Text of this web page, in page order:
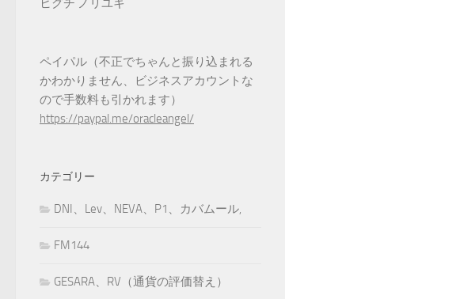
ヒグチ ノリユキ
ペイパル（不正でちゃんと振り込まれる
かわかりません、ビジネスアカウントな
ので手数料も引かれます）
https://paypal.me/oracleangel/
カテゴリー
DNI、Lev、NEVA、P1、カバムール,
FM144
GESARA、RV（通貨の評価替え）